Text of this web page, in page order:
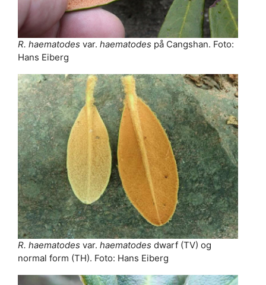
R. haematodes var. haematodes på Cangshan. Foto:
Hans Eiberg
R. haematodes var. haematodes dwarf (TV) og
normal form (TH). Foto: Hans Eiberg